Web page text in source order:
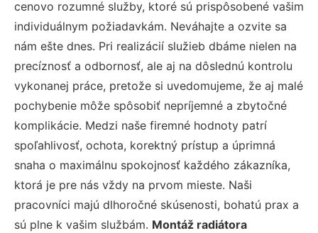
cenovo rozumné služby, ktoré sú prispôsobené vašim
individuálnym požiadavkám. Neváhajte a ozvite sa
nám ešte dnes. Pri realizácií služieb dbáme nielen na
precíznosť a odbornosť, ale aj na dôslednú kontrolu
vykonanej práce, pretože si uvedomujeme, že aj malé
pochybenie môže spôsobiť nepríjemné a zbytočné
komplikácie. Medzi naše firemné hodnoty patrí
spoľahlivosť, ochota, korektný prístup a úprimná
snaha o maximálnu spokojnosť každého zákazníka,
ktorá je pre nás vždy na prvom mieste. Naši
pracovníci majú dlhoročné skúsenosti, bohatú prax a
sú plne k vašim službám. Montáž radiátora